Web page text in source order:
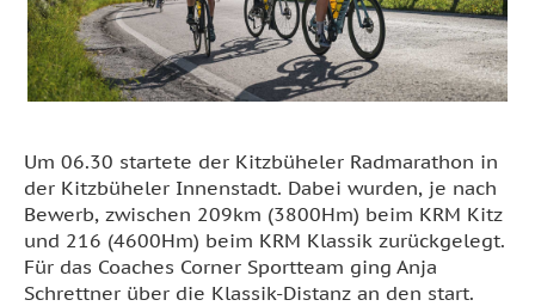
Um 06.30 startete der Kitzbüheler Radmarathon in
der Kitzbüheler Innenstadt. Dabei wurden, je nach
Bewerb, zwischen 209km (3800Hm) beim KRM Kitz
und 216 (4600Hm) beim KRM Klassik zurückgelegt.
Für das Coaches Corner Sportteam ging Anja
Schrettner über die Klassik-Distanz an den start.